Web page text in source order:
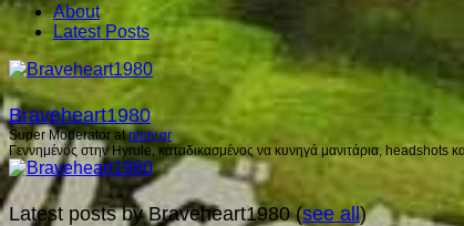
About
Latest Posts
Braveheart1980
Super Moderator atninty.gr
Γεννημένος στην Hyrule, καταδικασμένος να κυνηγά μανιτάρια, headshots
Latest posts by Braveheart1980(see all)